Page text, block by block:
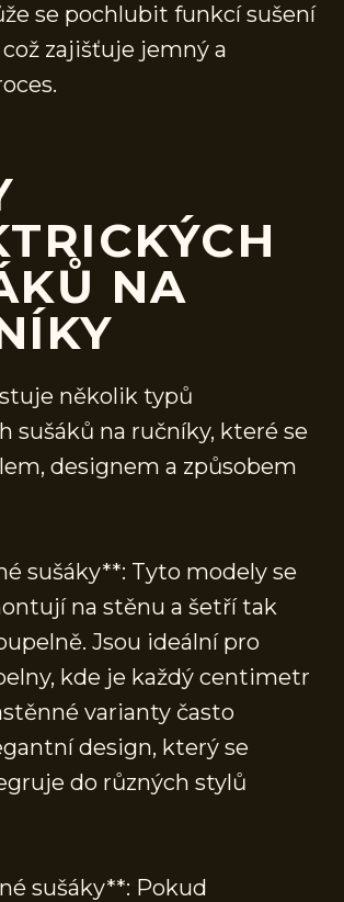
se pochlubit funkcí sušení
zajišťuje jemný a
NA
několik typů
sušáků na ručníky, které se
designem a způsobem
sušáky**: Tyto modely se
na stěnu a šetří tak
Jsou ideální pro
kde je každý centimetr
varianty často
design, který se
do různých stylů
sušáky**: Pokud